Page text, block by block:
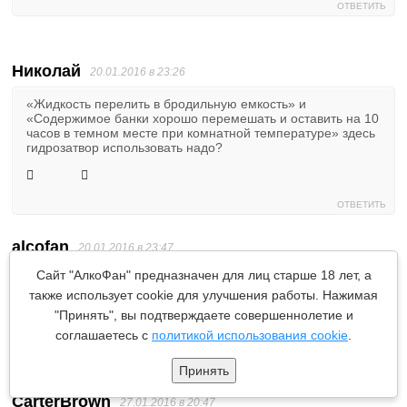
Сайт "АлкоФан" предназначен для лиц старше 18 лет, а
также использует cookie для улучшения работы. Нажимая
"Принять", вы подтверждаете совершеннолетие и
соглашаетесь с политикой использования cookie
Принять
ОТВЕТИТЬ
Николай 20.01.2016 в 23:26
«Жидкость перелить в бродильную емкость» и
«Содержимое банки хорошо перемешать и оставить на 10
часов в темном месте при комнатной температуре» здесь
гидрозатвор использовать надо?
ОТВЕТИТЬ
alcofan 20.01.2016 в 23:47
Нет.
ОТВЕТИТЬ
CarterBrown 27.01.2016 в 20:47